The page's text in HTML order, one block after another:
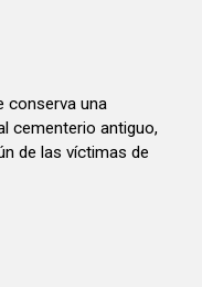
conserva una
cementerio antiguo,
de las víctimas de